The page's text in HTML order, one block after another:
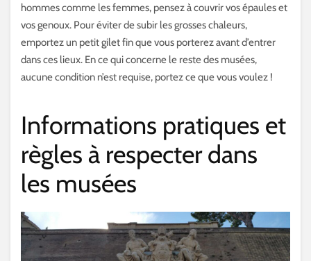
hommes comme les femmes, pensez à couvrir vos épaules et
vos genoux. Pour éviter de subir les grosses chaleurs,
emportez un petit gilet fin que vous porterez avant d’entrer
dans ces lieux. En ce qui concerne le reste des musées,
aucune condition n’est requise, portez ce que vous voulez !
Informations pratiques et
règles à respecter dans
les musées